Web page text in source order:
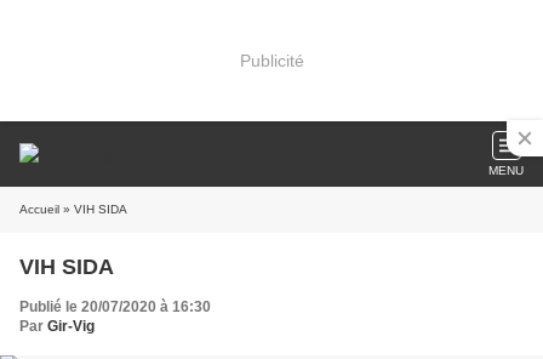
Publicité
MENU
Accueil » VIH SIDA
VIH SIDA
Publié le 20/07/2020 à 16:30
Par Gir-Vig